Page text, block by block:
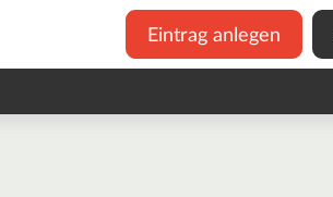
Eintrag anlegen